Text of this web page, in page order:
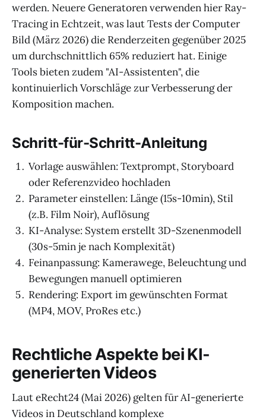
werden. Neuere Generatoren verwenden hier Ray-
Tracing in Echtzeit, was laut Tests der Computer
Bild (März 2026) die Renderzeiten gegenüber 2025
um durchschnittlich 65% reduziert hat. Einige
Tools bieten zudem "AI-Assistenten", die
kontinuierlich Vorschläge zur Verbesserung der
Komposition machen.
Schritt-für-Schritt-Anleitung
Vorlage auswählen: Textprompt, Storyboard
oder Referenzvideo hochladen
Parameter einstellen: Länge (15s-10min), Stil
(z.B. Film Noir), Auflösung
KI-Analyse: System erstellt 3D-Szenenmodell
(30s-5min je nach Komplexität)
Feinanpassung: Kamerawege, Beleuchtung und
Bewegungen manuell optimieren
Rendering: Export im gewünschten Format
(MP4, MOV, ProRes etc.)
Rechtliche Aspekte bei KI-
generierten Videos
Laut eRecht24 (Mai 2026) gelten für AI-generierte
Videos in Deutschland komplexe